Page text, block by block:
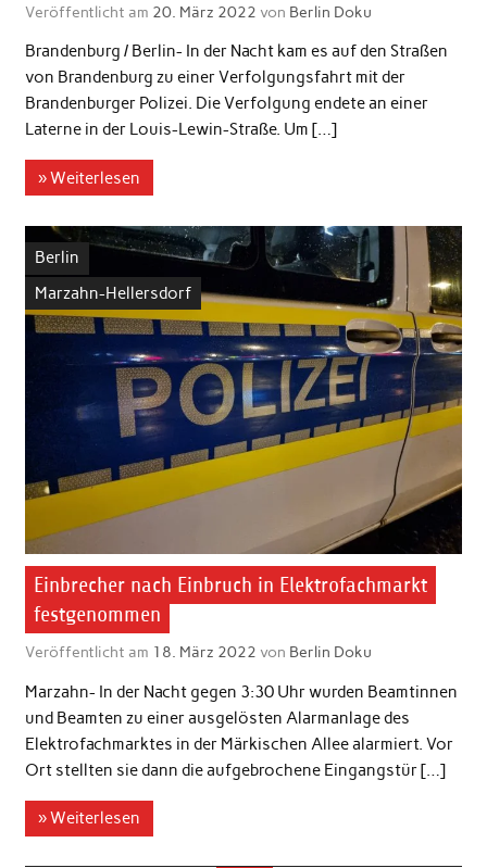
Veröffentlicht am 20. März 2022 von Berlin Doku
Brandenburg / Berlin- In der Nacht kam es auf den Straßen
von Brandenburg zu einer Verfolgungsfahrt mit der
Brandenburger Polizei. Die Verfolgung endete an einer
Laterne in der Louis-Lewin-Straße. Um […]
» Weiterlesen
Berlin
Marzahn-Hellersdorf
Einbrecher nach Einbruch in Elektrofachmarkt
festgenommen
Veröffentlicht am 18. März 2022 von Berlin Doku
Marzahn- In der Nacht gegen 3:30 Uhr wurden Beamtinnen
und Beamten zu einer ausgelösten Alarmanlage des
Elektrofachmarktes in der Märkischen Allee alarmiert. Vor
Ort stellten sie dann die aufgebrochene Eingangstür […]
» Weiterlesen